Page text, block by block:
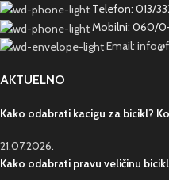
Telefon: 013/
Mobilni: 060/
Email:
AKTUELNO
Kako odabrati kacigu za bicikl?
21.07.2026.
Kako odabrati pravu veličinu